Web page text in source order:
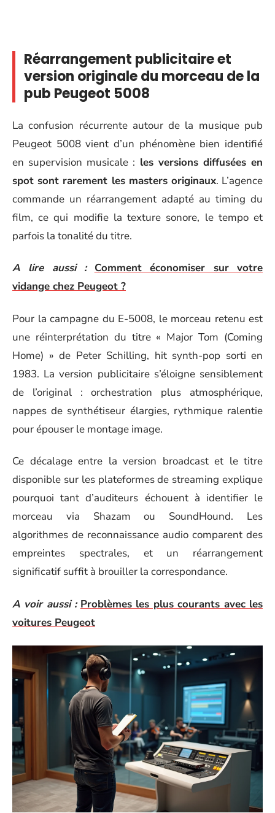
Réarrangement publicitaire et
version originale du morceau de la
pub Peugeot 5008
La confusion récurrente autour de la musique pub
Peugeot 5008 vient d’un phénomène bien identifié
en supervision musicale : les versions diffusées en
spot sont rarement les masters originaux. L’agence
commande un réarrangement adapté au timing du
film, ce qui modifie la texture sonore, le tempo et
parfois la tonalité du titre.
A lire aussi : Comment économiser sur votre
vidange chez Peugeot ?
Pour la campagne du E-5008, le morceau retenu est
une réinterprétation du titre « Major Tom (Coming
Home) » de Peter Schilling, hit synth-pop sorti en
1983. La version publicitaire s’éloigne sensiblement
de l’original : orchestration plus atmosphérique,
nappes de synthétiseur élargies, rythmique ralentie
pour épouser le montage image.
Ce décalage entre la version broadcast et le titre
disponible sur les plateformes de streaming explique
pourquoi tant d’auditeurs échouent à identifier le
morceau via Shazam ou SoundHound. Les
algorithmes de reconnaissance audio comparent des
empreintes spectrales, et un réarrangement
significatif suffit à brouiller la correspondance.
A voir aussi : Problèmes les plus courants avec les
voitures Peugeot